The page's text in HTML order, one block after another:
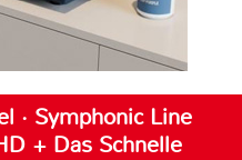
· Symphonic Line
+ Das Schnelle